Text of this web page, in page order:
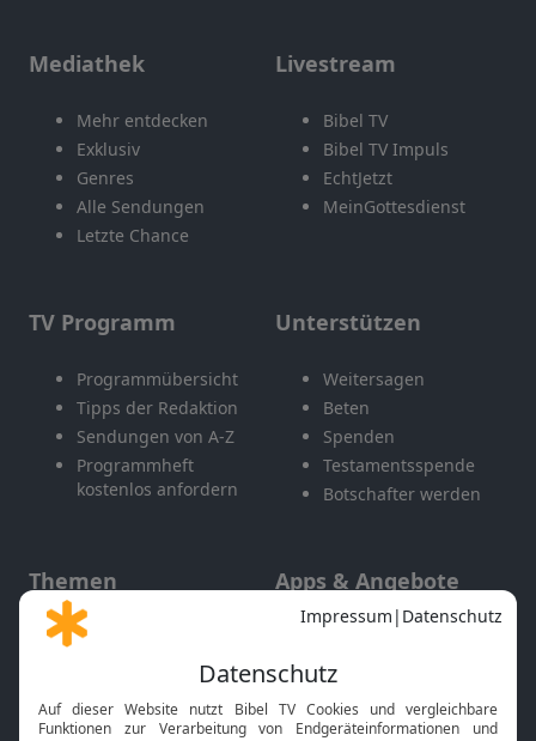
Mediathek
Mehr entdecken
Exklusiv
Genres
Alle Sendungen
Letzte Chance
Livestream
Bibel TV
Bibel TV Impuls
EchtJetzt
MeinGottesdienst
TV Programm
Programmübersicht
Tipps der Redaktion
Sendungen von A-Z
Programmheft
kostenlos anfordern
Unterstützen
Weitersagen
Beten
Spenden
Testamentsspende
Botschafter werden
Themen
Gott und Bibel erklärt
Neuigkeiten
Apps & Angebote
Mobile App
Smart TV